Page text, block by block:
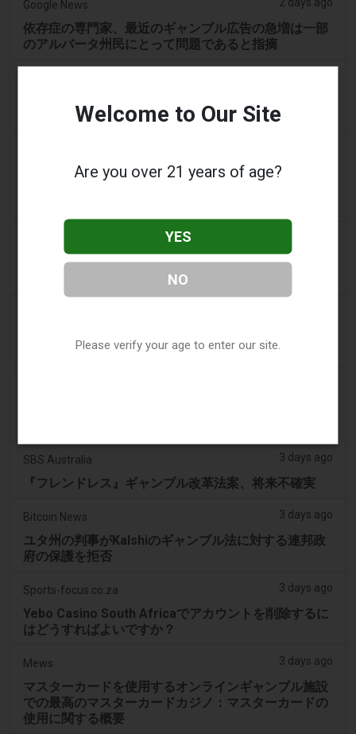
Google News
依存症の専門家、最近のギャンブル広告の急増は一部
のアルバータ州民にとって問題であると指摘
が承認される
オンタリオの現金ギャンブル比較：あなたの個人向け
2026年の体験を向上させるための最高のStakeギャン
プランク・ギャンブル企業
SBS Australia 3 days ago
『フレンドレス』ギャンブル改革法案、将来不確実
Bitcoin News 3 days ago
ユタ州の判事がKalshiのギャンブル法に対する連邦政
府の保護を拒否
Sports-focus.co.za 3 days ago
Yebo Casino South Africaでアカウントを削除するに
はどうすればよいですか？
Mews 3 days ago
マスターカードを使用するオンラインギャンブル施設
での最高のマスターカードカジノ：マスターカードの
使用に関する概要
Welcome to Our Site
Are you over 21 years of age?
YES
NO
Please verify your age to enter our site.